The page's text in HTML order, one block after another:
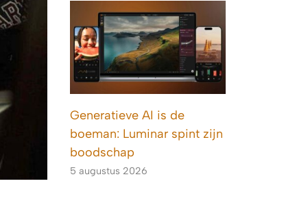
Generatieve AI is de
boeman: Luminar spint zijn
boodschap
5 augustus 2026